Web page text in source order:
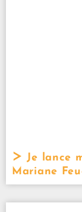
Je lance
Mariane